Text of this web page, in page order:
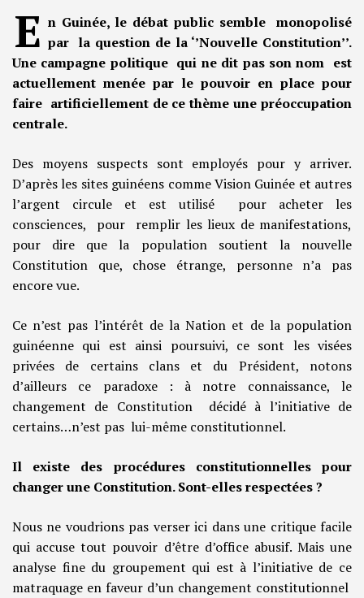
E n Guinée, le débat public semble monopolisé
par la question de la ‘’Nouvelle Constitution’’.
Une campagne politique qui ne dit pas son nom est
actuellement menée par le pouvoir en place pour
faire artificiellement de ce thème une préoccupation
centrale.
Des moyens suspects sont employés pour y arriver.
D’après les sites guinéens comme Vision Guinée et autres
l’argent circule et est utilisé pour acheter les
consciences, pour remplir les lieux de manifestations,
pour dire que la population soutient la nouvelle
Constitution que, chose étrange, personne n’a pas
encore vue.
Ce n’est pas l’intérêt de la Nation et de la population
guinéenne qui est ainsi poursuivi, ce sont les visées
privées de certains clans et du Président, notons
d’ailleurs ce paradoxe : à notre connaissance, le
changement de Constitution décidé à l’initiative de
certains…n’est pas lui-même constitutionnel.
Il existe des procédures constitutionnelles pour
changer une Constitution. Sont-elles respectées ?
Nous ne voudrions pas verser ici dans une critique facile
qui accuse tout pouvoir d’être d’office abusif. Mais une
analyse fine du groupement qui est à l’initiative de ce
matraquage en faveur d’un changement constitutionnel